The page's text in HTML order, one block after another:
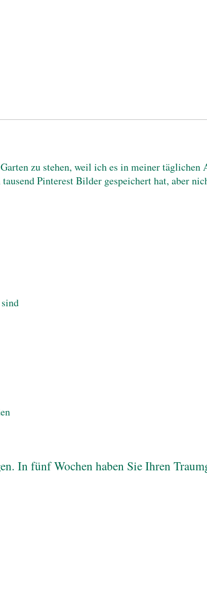
zu stehen, weil ich es in meiner
Pinterest Bilder gespeichert hat, aber
In fünf Wochen haben Sie Ihren